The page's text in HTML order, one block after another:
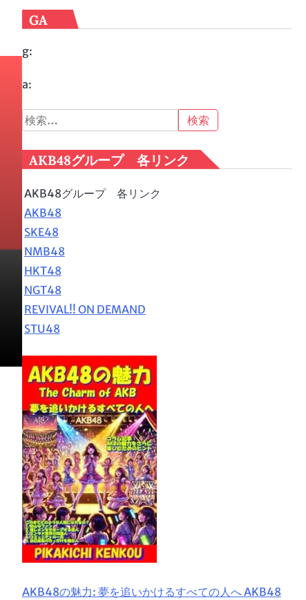
GA
g:
a:
検
索:
AKB48グループ 各リンク
AKB48グループ 各リンク
AKB48
SKE48
NMB48
HKT48
NGT48
REVIVAL!! ON DEMAND
STU48
AKB48の魅力: 夢を追いかけるすべての人へ AKB48